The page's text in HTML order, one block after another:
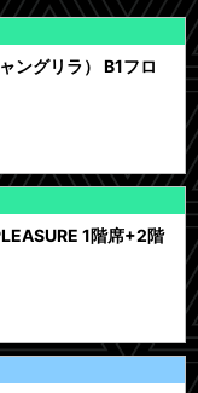
ングリラ） B1フロ
1階席+2階